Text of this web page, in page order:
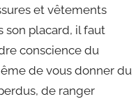
et vêtements
son placard, il faut
conscience du
de vous donner du
de ranger